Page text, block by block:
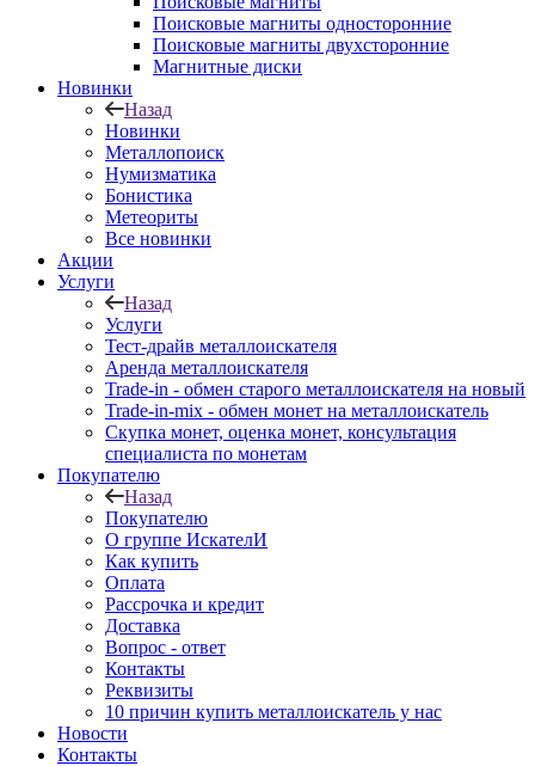
Поисковые магниты односторонние
Поисковые магниты двухсторонние
Магнитные диски
Новинки
Назад
Новинки
Металлопоиск
Нумизматика
Бонистика
Метеориты
Все новинки
Акции
Услуги
Назад
Услуги
Тест-драйв металлоискателя
Аренда металлоискателя
Trade-in - обмен старого металлоискателя на новый
Trade-in-mix - обмен монет на металлоискатель
Скупка монет, оценка монет, консультация
специалиста по монетам
Покупателю
Назад
Покупателю
О группе ИскателИ
Как купить
Оплата
Рассрочка и кредит
Доставка
Вопрос - ответ
Контакты
Реквизиты
10 причин купить металлоискатель у нас
Новости
Контакты